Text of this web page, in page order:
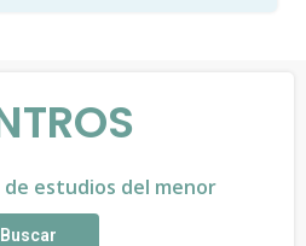
estudios del menor
Buscar